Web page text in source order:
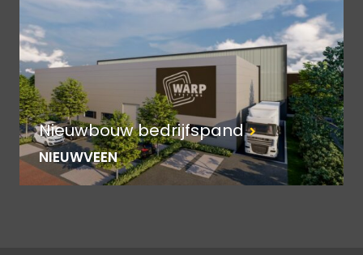
Nieuwbouw bedrijfspand
NIEUWVEEN